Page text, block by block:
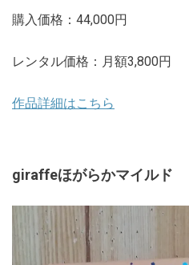
購入価格：44,000円
レンタル価格：月額3,800円
作品詳細はこちら
giraffeほがらかマイルド